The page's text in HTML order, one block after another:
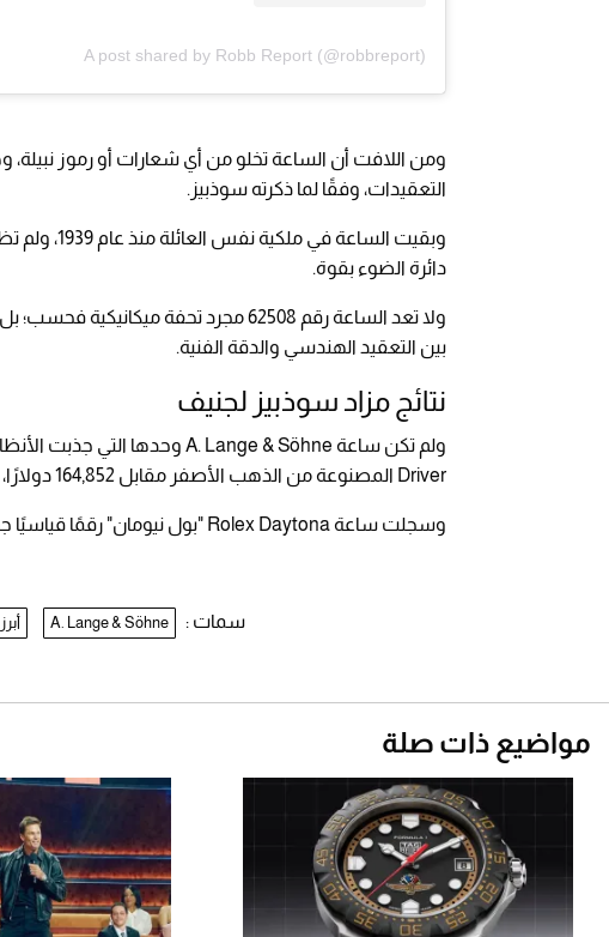
A post shared by Robb Report (@robbreport)
ومن اللافت أن الساعة تخلو من أي شعارات أو رموز
التعقيدات، وفقًا لما ذكرته سوذبيز.
دائرة الضوء بقوة.
ولا تعد الساعة رقم 62508 مجرد تحفة
بين التعقيد الهندسي والدقة الفنية.
نتائج مزاد سوذبيز لجنيف
Driver المصنوعة من الذهب الأصفر مقابل 164,852 دولارًا، وساعة Cartier Tank Cintrée مقابل 197,823 دولارًا.
وسجلت ساعة Rolex Daytona "بول نيومان" رقمًا قياسيًا جديدًا بعد بيعها بمبلغ 1.5 مليون دولار.
سمات : A. Lange & Söhne
مواضيع ذات صلة